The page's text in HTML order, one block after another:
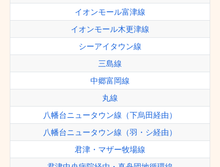
イオンモール富津線
イオンモール木更津線
シーアイタウン線
三島線
中郷富岡線
丸線
八幡台ニュータウン線（下烏田経由）
八幡台ニュータウン線（羽・シ経由）
君津・マザー牧場線